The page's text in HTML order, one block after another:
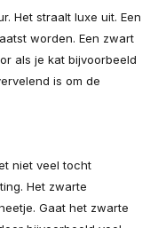
Het straalt luxe uit. Een
worden. Een zwart
als je kat bijvoorbeeld
is om de
niet veel tocht
Het zwarte
Gaat het zwarte